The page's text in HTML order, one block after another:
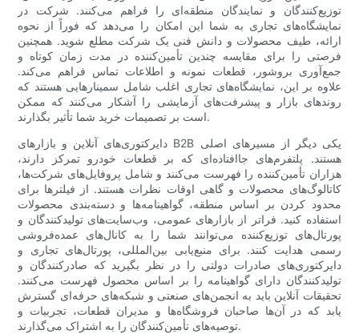
توزیع‌کنندگان و نمایندگان منطقه‌ای را فراهم می‌کنند. شرکت در
نمایشگاه‌های تجاری به شما این امکان را می‌دهد که فوراً از نحوه
ارائه، طیف محصولات و دانش فنی یک شرکت مطلع شوید. همچنین
فرصتی را برای مقایسه چندین تأمین‌کننده در مدت زمان کوتاه و
جمع‌آوری بروشور، قطعات نمونه و اطلاعات تماس فراهم می‌کند.
علاوه بر این، نمایشگاه‌های تجاری اغلب شامل سمینارهایی هستند که
روندهای بازار و پیشرفت‌های آزمایشی را آشکار می‌کنند که ممکن
است بر تصمیمات خرید شما تأثیر بگذارند.
دایرکتوری‌های آنلاین و بازارهای B2B یکی دیگر از مسیرهای اصلی
هستند. پلتفرم‌های جاافتاده‌ای که بر قطعات خودرو تمرکز دارند،
هزاران تأمین‌کننده را فهرست می‌کنند و شامل پروفایل‌های شرکت‌ها،
کاتالوگ‌های محصولات و گاهی اوقات نظرات هستند. از فیلترها برای
محدود کردن بر اساس منطقه، گواهینامه‌ها و دسته‌بندی محصولات
استفاده کنید. فراتر از بازارهای عمومی، وب‌سایت‌های تولیدکنندگان و
پورتال‌های توزیع‌کننده می‌توانند شما را به کانال‌های عمده‌فروشی
رسمی هدایت کنند. برای منبع‌یابی بین‌المللی، پورتال‌های تجاری و
دایرکتوری‌های صادرات دولتی را در نظر بگیرید که صادرکنندگان و
تولیدکنندگان دارای گواهینامه را بر اساس محصول فهرست می‌کنند.
تحقیقات آنلاین باید به انجمن‌های صنعتی و شبکه‌های حرفه‌ای گسترش
یابد که در آن‌ها صاحبان فروشگاه‌ها و مدیران قطعات، تجربیات و
توصیه‌های تأمین‌کنندگان را به اشتراک می‌گذارند.